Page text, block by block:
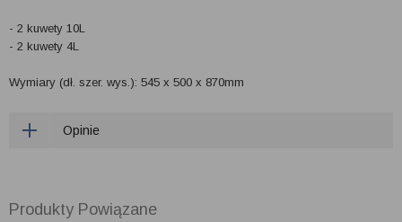
- 2 kuwety 10L
- 2 kuwety 4L
Wymiary (dł. szer. wys.): 545 x 500 x 870mm
Opinie
Produkty Powiązane